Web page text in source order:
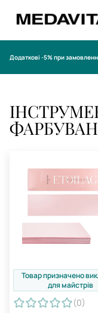
Додаткові -5% при
Товар призначено
для майстрів
(0)